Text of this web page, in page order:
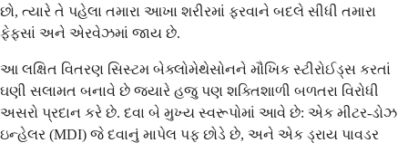
છો, ત્યારે તે પહેલા તમારા આખા શરીરમાં ફરવાને બદલે સીધી તમારા
ફેફસાં અને એરવેઝમાં જાય છે.
આ લક્ષિત વિતરણ સિસ્ટમ બેક્લોમેથેસોનને મૌખિક સ્ટીરોઈડ્સ કરતાં
ઘણી સલામત બનાવે છે જ્યારે હજુ પણ શક્તિશાળી બળતરા વિરોધી
અસરો પ્રદાન કરે છે. દવા બે મુખ્ય સ્વરૂપોમાં આવે છે: એક મીટર-ડોઝ
ઇન્હેલર (MDI) જે દવાનું માપેલ પફ છોડે છે, અને એક ડ્રાય પાવડર